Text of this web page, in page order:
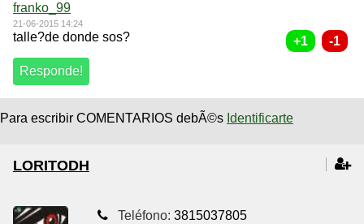
franko_99
21-06-2015 14:24
talle?de donde sos?
Para escribir COMENTARIOS debÃ©s Identificarte
LORITODH
Teléfono: 3815037805